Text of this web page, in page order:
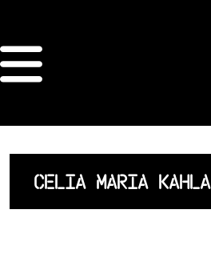
ORDRE DES
ARCHITECTES
ACCUEIL
LISTE DES
CELIA MARIA KAHLA